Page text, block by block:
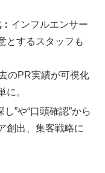
インフルエンサー
とするスタッフも
のPR実績が可視化
に。
し”や“口頭確認”から
創出、集客戦略に